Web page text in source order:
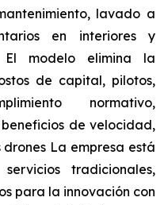
lavado a
en interiores y
El modelo elimina la
de capital, pilotos,
normativo,
de velocidad,
La empresa está
tradicionales,
para la innovación con